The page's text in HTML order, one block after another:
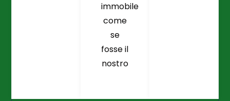
immobile
come
se
fosse il
nostro